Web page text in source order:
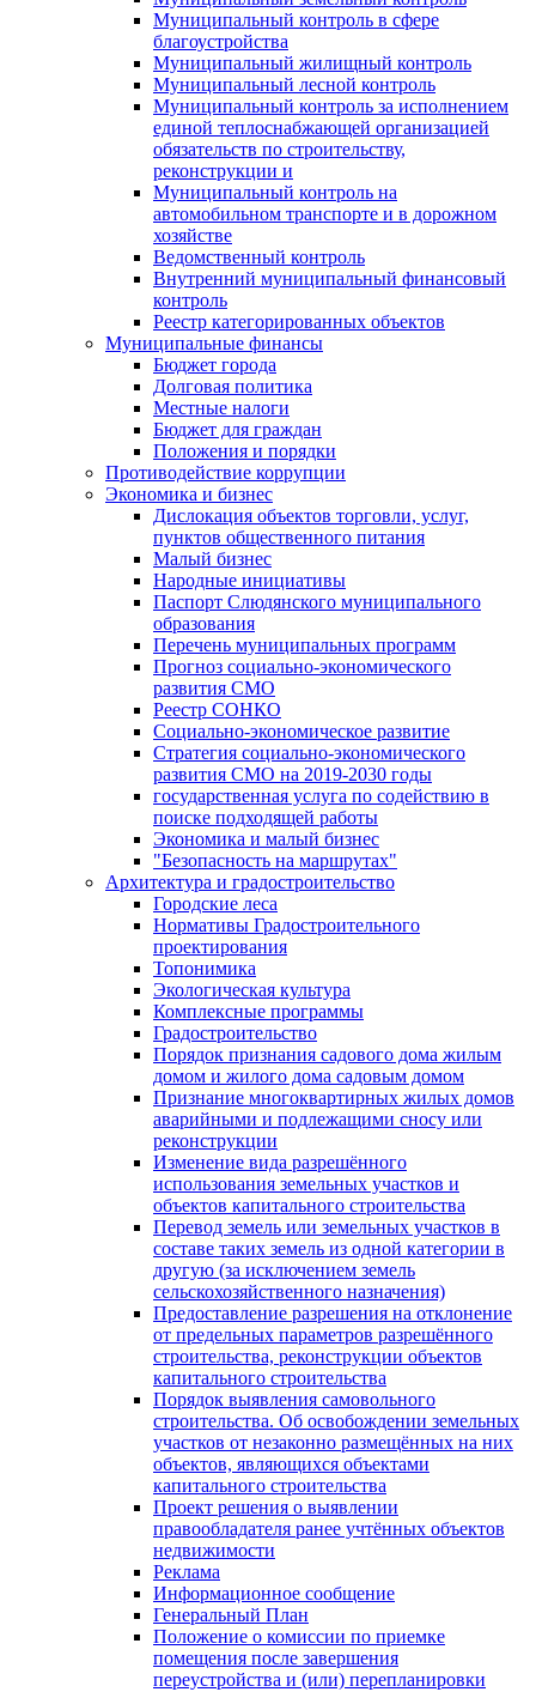
Муниципальный контроль в сфере
благоустройства
Муниципальный жилищный контроль
Муниципальный лесной контроль
Муниципальный контроль за исполнением
единой теплоснабжающей организацией
обязательств по строительству,
реконструкции и
Муниципальный контроль на
автомобильном транспорте и в дорожном
хозяйстве
Ведомственный контроль
Внутренний муниципальный финансовый
контроль
Реестр категорированных объектов
Муниципальные финансы
Бюджет города
Долговая политика
Местные налоги
Бюджет для граждан
Положения и порядки
Противодействие коррупции
Экономика и бизнес
Дислокация объектов торговли, услуг,
пунктов общественного питания
Малый бизнес
Народные инициативы
Паспорт Слюдянского муниципального
образования
Перечень муниципальных программ
Прогноз социально-экономического
развития СМО
Реестр СОНКО
Социально-экономическое развитие
Стратегия социально-экономического
развития СМО на 2019-2030 годы
государственная услуга по содействию в
поиске подходящей работы
Экономика и малый бизнес
"Безопасность на маршрутах"
Архитектура и градостроительство
Городские леса
Нормативы Градостроительного
проектирования
Топонимика
Экологическая культура
Комплексные программы
Градостроительство
Порядок признания садового дома жилым
домом и жилого дома садовым домом
Признание многоквартирных жилых домов
аварийными и подлежащими сносу или
реконструкции
Изменение вида разрешённого
использования земельных участков и
объектов капитального строительства
Перевод земель или земельных участков в
составе таких земель из одной категории в
другую (за исключением земель
сельскохозяйственного назначения)
Предоставление разрешения на отклонение
от предельных параметров разрешённого
строительства, реконструкции объектов
капитального строительства
Порядок выявления самовольного
строительства. Об освобождении земельных
участков от незаконно размещённых на них
объектов, являющихся объектами
капитального строительства
Проект решения о выявлении
правообладателя ранее учтённых объектов
недвижимости
Реклама
Информационное сообщение
Генеральный План
Положение о комиссии по приемке
помещения после завершения
переустройства и (или) перепланировки